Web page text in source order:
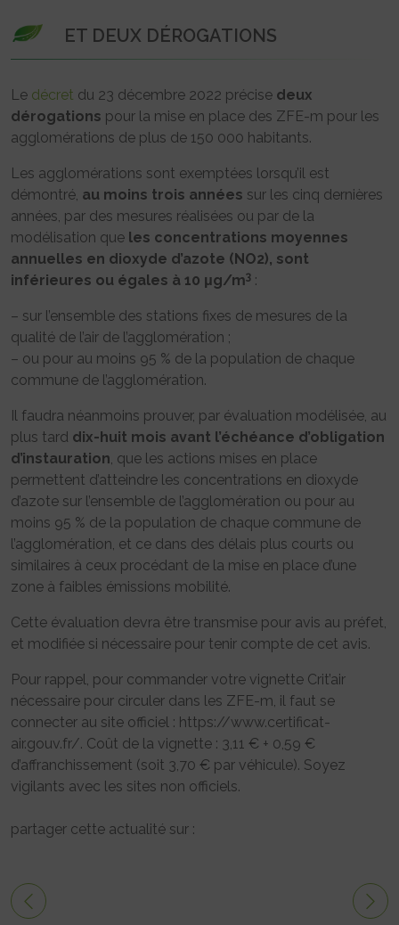
ET DEUX DÉROGATIONS
Le décret du 23 décembre 2022 précise deux
dérogations pour la mise en place des ZFE-m pour les
agglomérations de plus de 150 000 habitants.
Les agglomérations sont exemptées lorsqu’il est
démontré, au moins trois années sur les cinq dernières
années, par des mesures réalisées ou par de la
modélisation que les concentrations moyennes
annuelles en dioxyde d’azote (NO2), sont
inférieures ou égales à 10 μg/m3 :
– sur l’ensemble des stations fixes de mesures de la
qualité de l’air de l’agglomération ;
– ou pour au moins 95 % de la population de chaque
commune de l’agglomération.
Il faudra néanmoins prouver, par évaluation modélisée, au
plus tard dix-huit mois avant l’échéance d’obligation
d’instauration, que les actions mises en place
permettent d’atteindre les concentrations en dioxyde
d’azote sur l’ensemble de l’agglomération ou pour au
moins 95 % de la population de chaque commune de
l’agglomération, et ce dans des délais plus courts ou
similaires à ceux procédant de la mise en place d’une
zone à faibles émissions mobilité.
Cette évaluation devra être transmise pour avis au préfet,
et modifiée si nécessaire pour tenir compte de cet avis.
Pour rappel, pour commander votre vignette Crit’air
nécessaire pour circuler dans les ZFE-m, il faut se
connecter au site officiel : https://www.certificat-
air.gouv.fr/. Coût de la vignette : 3,11 € + 0,59 €
d’affranchissement (soit 3,70 € par véhicule). Soyez
vigilants avec les sites non officiels.
partager cette actualité sur :